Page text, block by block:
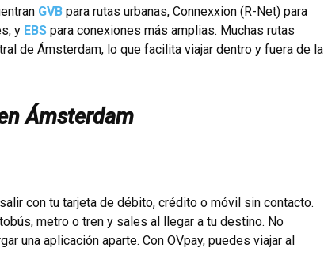
GVB para rutas urbanas, Connexxion (R-Net) para
y EBS para conexiones más amplias. Muchas rutas
de Ámsterdam, lo que facilita viajar dentro y fuera de la
Ámsterdam
con tu tarjeta de débito, crédito o móvil sin contacto.
metro o tren y sales al llegar a tu destino. No
una aplicación aparte. Con OVpay, puedes viajar al